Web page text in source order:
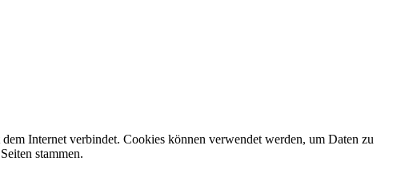
Internet verbindet. Cookies können verwendet werden, um Daten zu
stammen.